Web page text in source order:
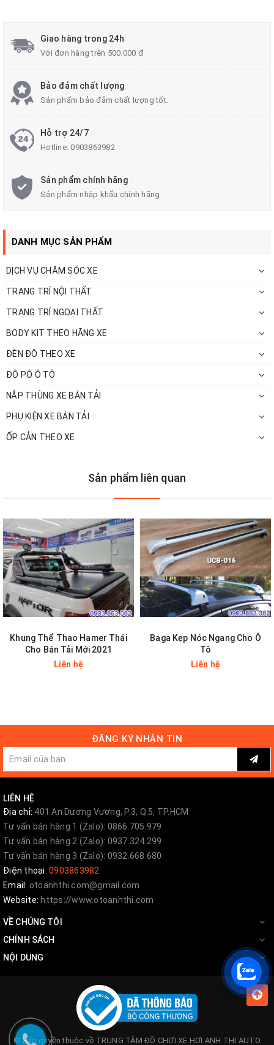
lòng liên hệ số
Email:anhthiautophunghoa@gmail.com
Cập nhật thông tin liên tục:
Like FaceBook:AnhThi Auto
Giao hàng trong 24h
Với đơn hàng trên 500.000 đ
Bảo đảm chất lượng
Sản phẩm bảo đảm chất lượng tốt.
Hỗ trợ 24/7
Hotline:0903863982
Sản phẩm chính hãng
Sản phẩm nhập khẩu chính hãng
DANH MỤC SẢN PHẨM
DỊCH VỤ CHĂM SÓC XE
TRANG TRÍ NỘI THẤT
TRANG TRÍ NGOẠI THẤT
BODY KIT THEO HÃNG XE
ĐÈN ĐỘ THEO XE
ĐỘ PÔ Ô TÔ
NẮP THÙNG XE BÁN TẢI
PHỤ KIỆN XE BÁN TẢI
ỐP CẢN THEO XE
Sản phẩm liên quan
Khung Thể Thao Hamer Thái
Cho Bán Tải Mới 2021
Liên hệ
Baga Kẹp Nóc Ngang Cho Ô
Tô
Liên hệ
ĐĂNG KÝ NHẬN TIN
LIÊN HỆ
Địa chỉ: 401 An Dương Vương, P.3, Q.5, TP.HCM
Tư vấn bán hàng 1 (Zalo): 0866.705.979
Tư vấn bán hàng 2 (Zalo): 0937.324.299
Tư vấn bán hàng 3 (Zalo): 0932.668.680
Điện thoại: 0903863982
Email: otoanhthi.com@gmail.com
Website: https://www.otoanhthi.com
VỀ CHÚNG TÔI
CHÍNH SÁCH
NỘI DUNG
© Bản quyền thuộc về TRUNG TÂM ĐỒ CHƠI XE HƠI ANH THI AUTO